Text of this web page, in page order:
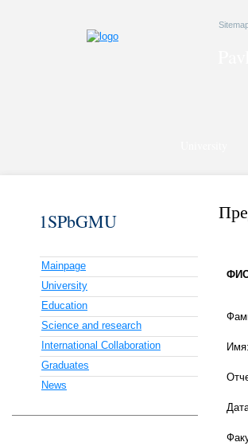
ФИО
Имя:
1SPbGMU
Mainpage
University
Education
Science and research
International Collaboration
Graduates
News